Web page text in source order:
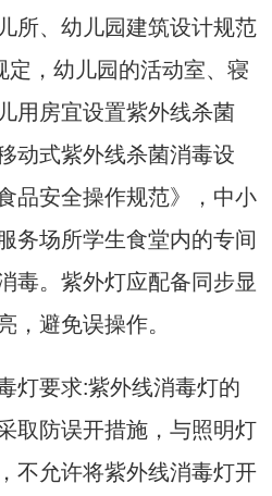
所、幼儿园建筑设计规范
定，幼儿园的活动室、寝
用房宜设置紫外线杀菌
动式紫外线杀菌消毒设
品安全操作规范》，中小
务场所学生食堂内的专间
毒。紫外灯应配备同步显
，避免误操作。
灯要求:紫外线消毒灯的
取防误开措施，与照明灯
不允许将紫外线消毒灯开